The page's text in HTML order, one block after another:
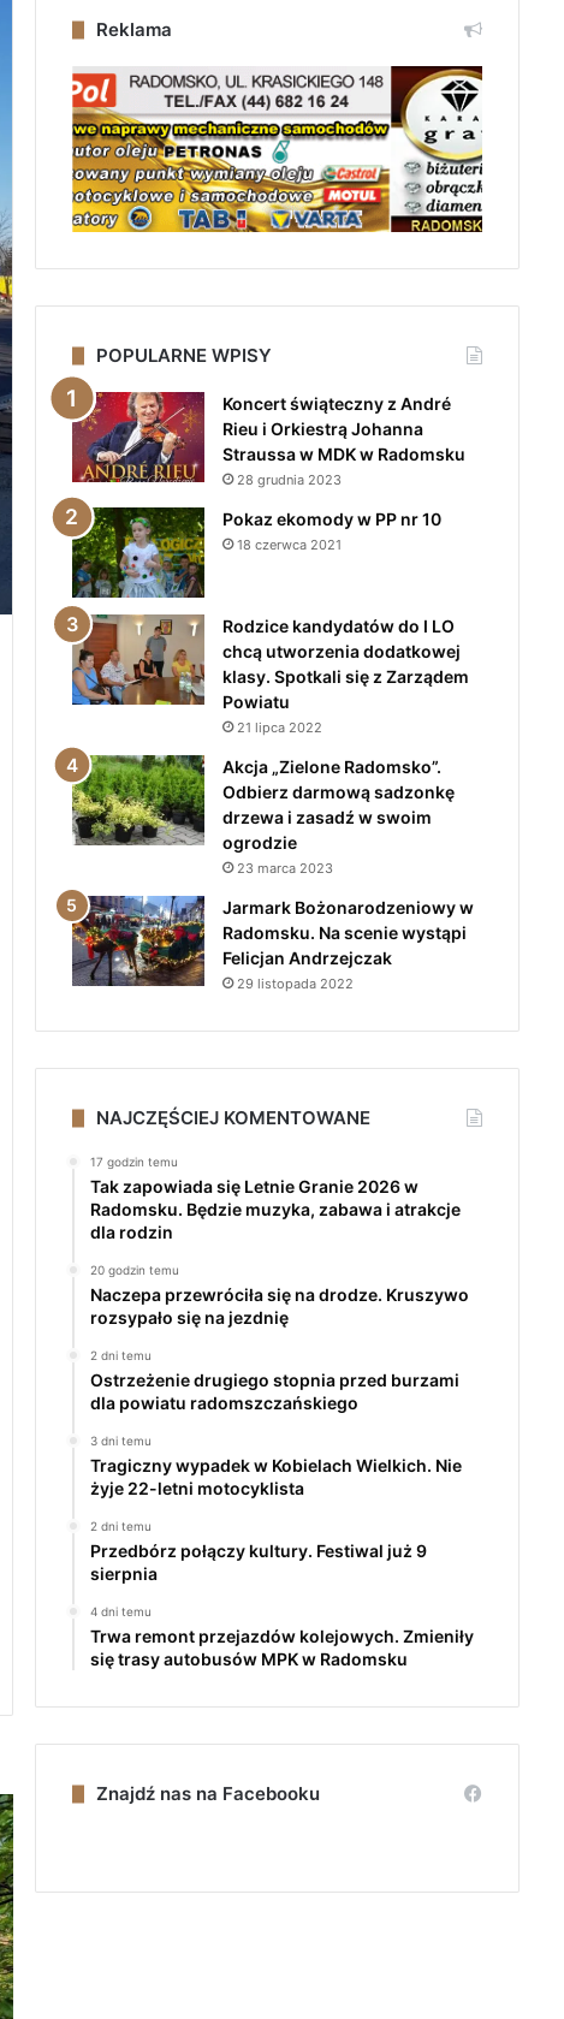
Reklama
POPULARNE WPISY
Koncert świąteczny z André
Rieu i Orkiestrą Johanna
Straussa w MDK w Radomsku
28 grudnia 2023
Pokaz ekomody w PP nr 10
18 czerwca 2021
Rodzice kandydatów do I LO
chcą utworzenia dodatkowej
klasy. Spotkali się z Zarządem
Powiatu
21 lipca 2022
Akcja „Zielone Radomsko”.
Odbierz darmową sadzonkę
drzewa i zasadź w swoim
ogrodzie
23 marca 2023
Jarmark Bożonarodzeniowy w
Radomsku. Na scenie wystąpi
Felicjan Andrzejczak
29 listopada 2022
NAJCZĘŚCIEJ KOMENTOWANE
17 godzin temu
Tak zapowiada się Letnie Granie 2026 w
Radomsku. Będzie muzyka, zabawa i atrakcje
dla rodzin
20 godzin temu
Naczepa przewróciła się na drodze. Kruszywo
rozsypało się na jezdnię
2 dni temu
Ostrzeżenie drugiego stopnia przed burzami
dla powiatu radomszczańskiego
3 dni temu
Tragiczny wypadek w Kobielach Wielkich. Nie
żyje 22-letni motocyklista
2 dni temu
Przedbórz połączy kultury. Festiwal już 9
sierpnia
4 dni temu
Trwa remont przejazdów kolejowych. Zmieniły
się trasy autobusów MPK w Radomsku
Znajdź nas na Facebooku